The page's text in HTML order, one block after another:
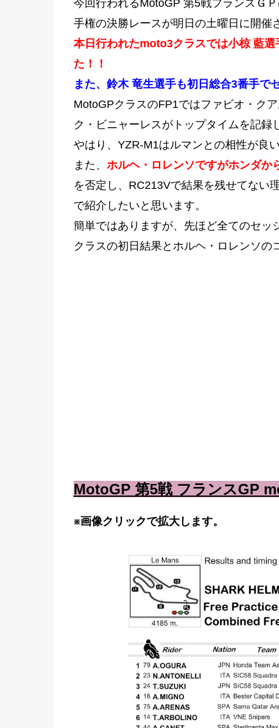
今回行われるMotoGP 第5戦フランスＧ
手権の決勝レースが明日の土曜日に開催
本日行われたmoto3クラスでは小椋 藍
た！！
また、鈴木 竜生選手も初日総合3番手で
MotoGPクラスのFP1ではファビオ・ク
ク・ビニャーレスがトップタイムを記録
やはり、YZR-M1はルマンとの相性が良い
また、 ホルヘ・ロレンソですがホンダか
を否定し、RC213Vで結果を残せてない
で紹介したいと思います。
簡単ではありますが、先ほど全てのセッ
クラスの初日結果とホルヘ・ロレンソの
MotoGP 第5戦 フランスGP
※画像クリックで拡大します。